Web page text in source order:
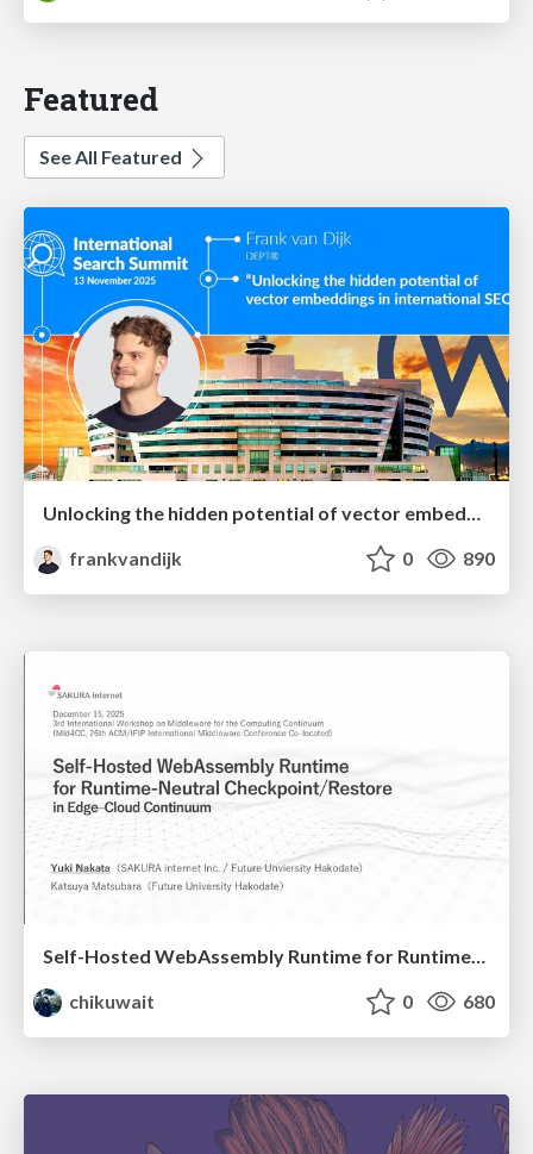
Featured
See All Featured
frankvandijk
0 890
Self-Hosted WebAssembly Runtime for Runtime-Neutral Checkpoint/Restore in Edge–Cloud Continuum
chikuwait
0 680